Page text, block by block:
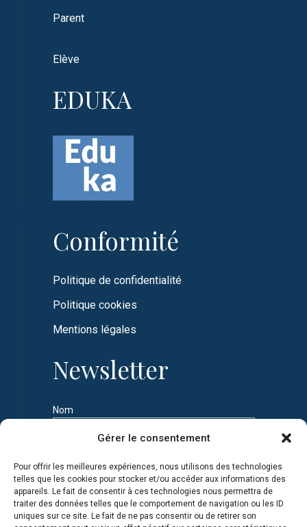
Gérer le consentement
Pour offrir les meilleures expériences, nous utilisons des technologies
telles que les cookies pour stocker et/ou accéder aux informations des
appareils. Le fait de consentir à ces technologies nous permettra de
traiter des données telles que le comportement de navigation ou les ID
uniques sur ce site. Le fait de ne pas consentir ou de retirer son
Parent
Elève
EDUKA
Conformité
Politique de confidentialité
Politique cookies
Mentions légales
Newsletter
Nom
Adresse e-mail